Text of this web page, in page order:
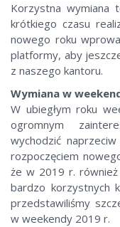
Korzystna wymiana
krótkiego czasu
nowego roku
platformy, aby
z naszego kantoru.
Wymiana w
W ubiegłym roku
ogromnym
wychodzić
rozpoczęciem
że w 2019 r.
bardzo korzystnych
przedstawiliśmy
w weekendy 2019 r.